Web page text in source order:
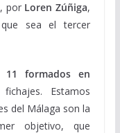
por Loren Zúñiga,
sea el tercer
11 formados en
Estamos
del Málaga son la
objetivo, que